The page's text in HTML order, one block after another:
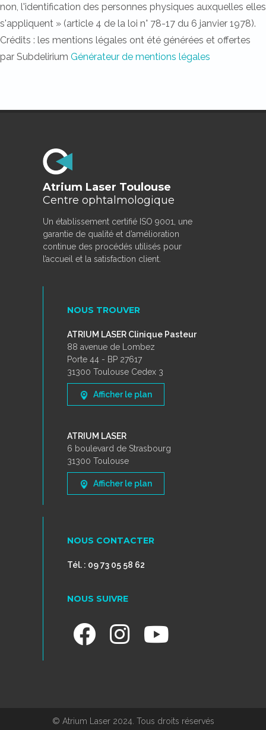
non, l'identification des personnes physiques auxquelles elles
s'appliquent » (article 4 de la loi n° 78-17 du 6 janvier 1978).
Crédits : les mentions légales ont été générées et offertes
par Subdelirium Générateur de mentions légales
Atrium Laser Toulouse
Centre ophtalmologique
Un établissement certifié ISO 9001, une
garantie de qualité et d’amélioration
continue des procédés utilisés pour
l’accueil et la satisfaction client.
NOUS TROUVER
ATRIUM LASER Clinique Pasteur
88 avenue de Lombez
Porte 44 - BP 27617
31300 Toulouse Cedex 3
Afficher le plan
ATRIUM LASER
6 boulevard de Strasbourg
31300 Toulouse
Afficher le plan
NOUS CONTACTER
Tél. : 09 73 05 58 62
NOUS SUIVRE
© Atrium Laser 2024. Tous droits réservés